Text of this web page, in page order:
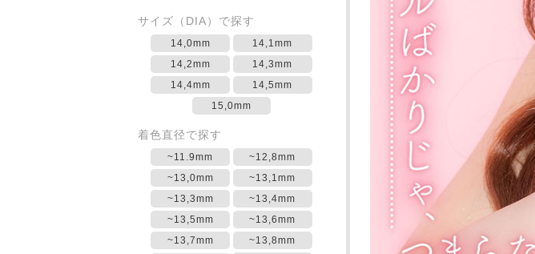
サイズ（DIA）で探す
14,0mm
14,1mm
14,2mm
14,3mm
14,4mm
14,5mm
15,0mm
着色直径で探す
~11.9mm
~12,8mm
~13,0mm
~13,1mm
~13,3mm
~13,4mm
~13,5mm
~13,6mm
~13,7mm
~13,8mm